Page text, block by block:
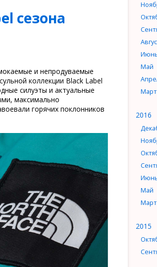
Май
Март
2016
Май
Март
2015
сезона
и непродуваемые
коллекции Black Label
силуэты и актуальные
максимально
горячих поклонников